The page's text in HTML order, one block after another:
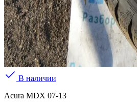
В наличии
Acura MDX 07-13